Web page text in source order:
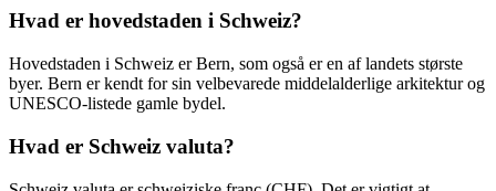
Hvad er hovedstaden i Schweiz?
Hovedstaden i Schweiz er Bern, som også er en af landets største
byer. Bern er kendt for sin velbevarede middelalderlige arkitektur og
UNESCO-listede gamle bydel.
Hvad er Schweiz valuta?